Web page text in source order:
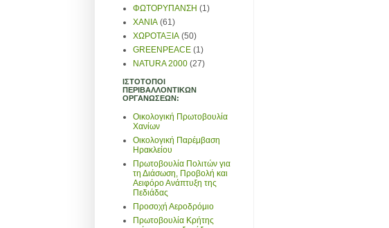
ΦΩΤΟΡΥΠΑΝΣΗ (1)
ΧΑΝΙΑ (61)
ΧΩΡΟΤΑΞΙΑ (50)
GREENPEACE (1)
NATURA 2000 (27)
ΙΣΤΟΤΟΠΟΙ
ΠΕΡΙΒΑΛΛΟΝΤΙΚΩΝ
ΟΡΓΑΝΩΣΕΩΝ:
Οικολογική Πρωτοβουλία
Χανίων
Οικολογική Παρέμβαση
Ηρακλείου
Πρωτοβουλία Πολιτών για
τη Διάσωση, Προβολή και
Αειφόρο Ανάπτυξη της
Πεδιάδας
Προσοχή Αεροδρόμιο
Πρωτοβουλία Κρήτης